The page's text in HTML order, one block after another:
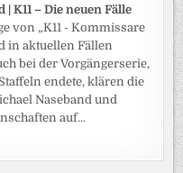
| K11 – Die neuen Fälle
von „K11 - Kommissare
in aktuellen Fällen
bei der Vorgängerserie,
endete, klären die
Naseband und
auf...